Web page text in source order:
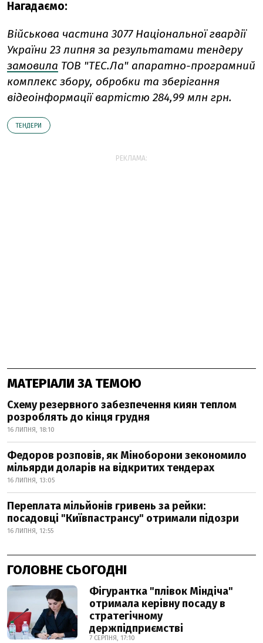
Нагадаємо:
Військова частина 3077 Національної гвардії
України 23 липня за результатами тендеру
замовила ТОВ "ТЕС.Ла" апаратно-програмний
комплекс збору, обробки та зберігання
відеоінформації вартістю 284,99 млн грн.
ТЕНДЕРИ
РЕКЛАМА:
МАТЕРІАЛИ ЗА ТЕМОЮ
Схему резервного забезпечення киян теплом
розроблять до кінця грудня
16 ЛИПНЯ, 18:10
Федоров розповів, як Міноборони зекономило
мільярди доларів на відкритих тендерах
16 ЛИПНЯ, 13:05
Переплата мільйонів гривень за рейки:
посадовці "Київпастрансу" отримали підозри
16 ЛИПНЯ, 12:55
ГОЛОВНЕ СЬОГОДНІ
Фігурантка "плівок Міндіча"
отримала керівну посаду в
стратегічному
держпідприємстві
7 СЕРПНЯ, 17:10